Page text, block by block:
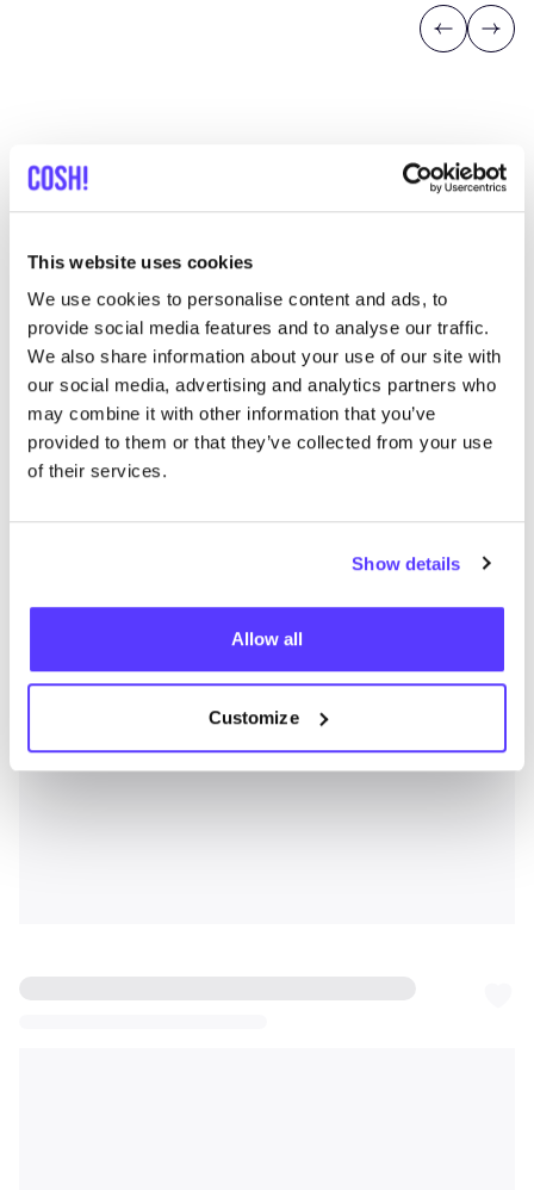
This website uses cookies
We use cookies to personalise content and ads, to
provide social media features and to analyse our traffic.
We also share information about your use of our site with
our social media, advertising and analytics partners who
may combine it with other information that you’ve
provided to them or that they’ve collected from your use
of their services.
Show details
Allow all
Customize
Previous
Next